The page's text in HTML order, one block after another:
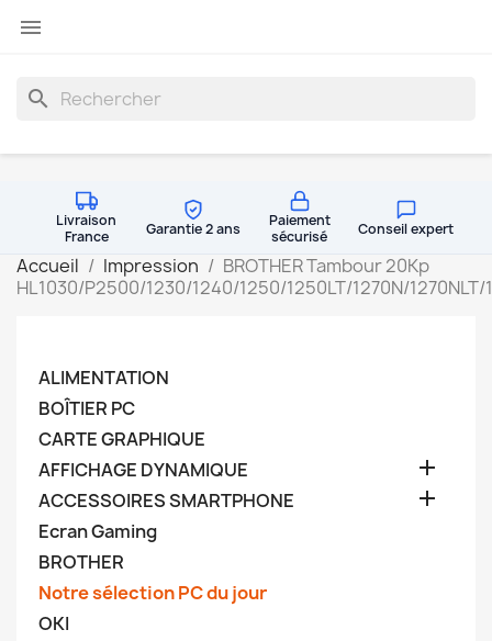

search
Livraison
France
Garantie 2 ans
Paiement
sécurisé
Conseil expert
Accueil Impression
BROTHER Tambour 20Kp
HL1030/P2500/1230/1240/1250/1250LT/1270N/
ALIMENTATION
BOÎTIER PC
CARTE GRAPHIQUE
AFFICHAGE DYNAMIQUE

ACCESSOIRES SMARTPHONE 
Ecran Gaming
BROTHER
Notre sélection PC du jour
OKI